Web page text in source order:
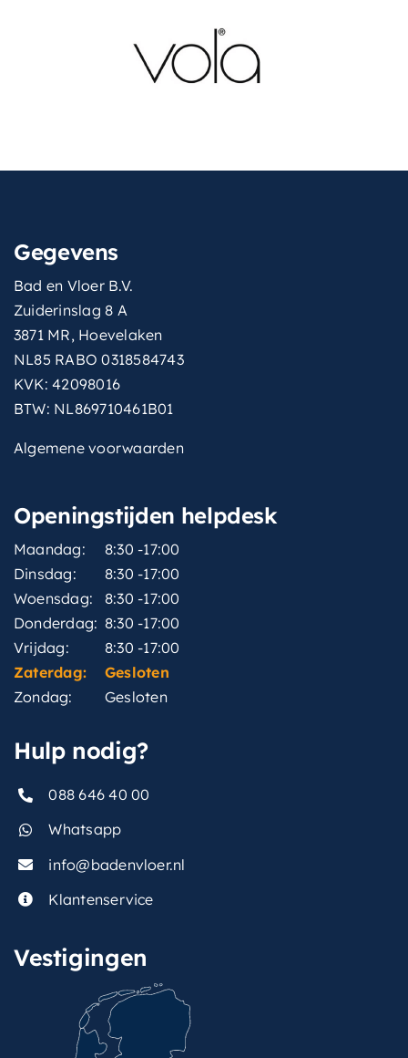
Gegevens
Bad en Vloer B.V.
Zuiderinslag 8 A
3871 MR, Hoevelaken
NL85 RABO 0318584743
KVK: 42098016
BTW: NL869710461B01
Algemene voorwaarden
Openingstijden helpdesk
Maandag:
8:30 -17:00
Dinsdag:
8:30 -17:00
Woensdag:
8:30 -17:00
Donderdag: 8:30 -17:00
Vrijdag:
8:30 -17:00
Zaterdag:
Gesloten
Zondag:
Gesloten
Hulp nodig?
088 646 40 00
Whatsapp
info@badenvloer.nl
Klantenservice
Vestigingen